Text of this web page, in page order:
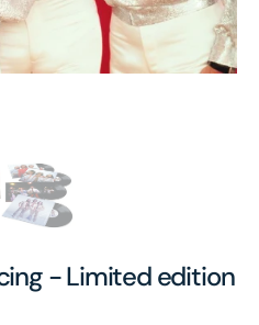
- Limited edition